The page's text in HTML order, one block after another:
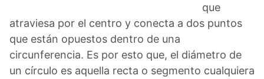
que
atraviesa por el centro y conecta a dos puntos
que están opuestos dentro de una
circunferencia. Es por esto que, el diámetro de
un círculo es aquella recta o segmento cualquiera